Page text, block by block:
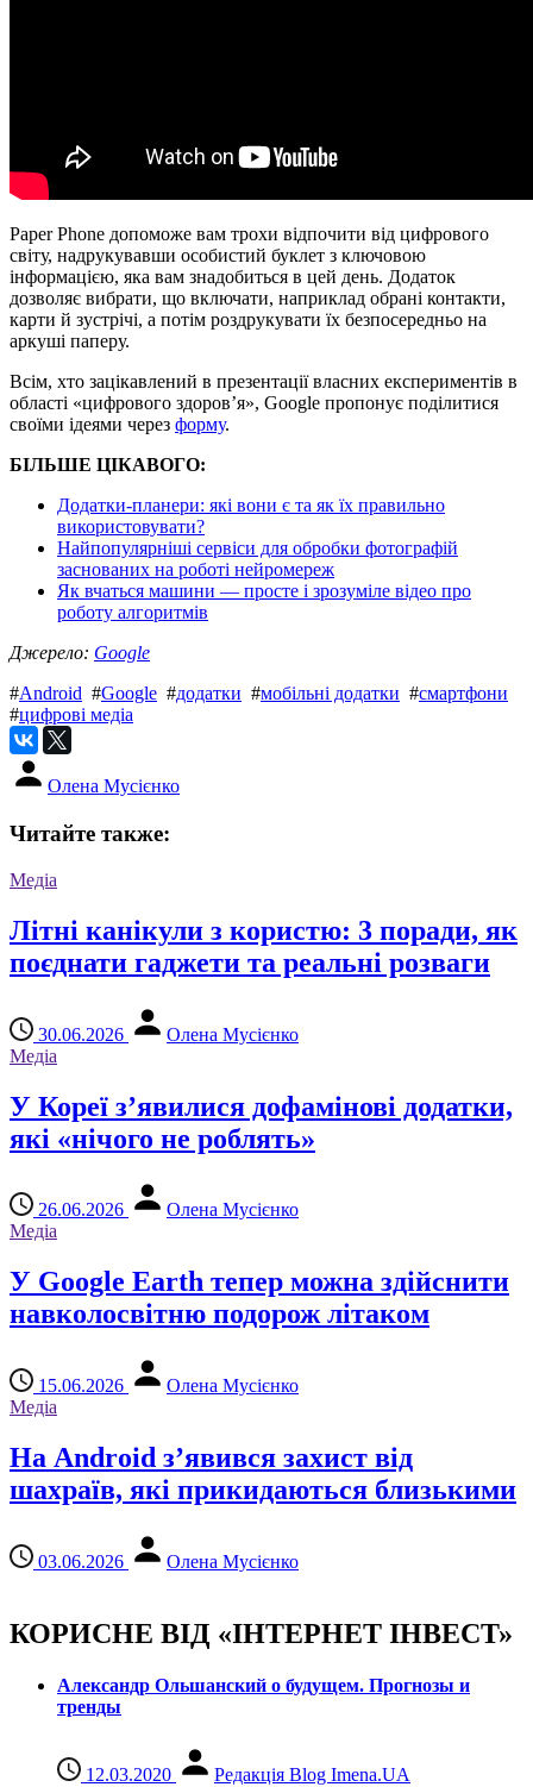
Paper Phone допоможе вам трохи відпочити від цифрового
світу, надрукувавши особистий буклет з ключовою
інформацією, яка вам знадобиться в цей день. Додаток
дозволяє вибрати, що включати, наприклад обрані контакти,
карти й зустрічі, а потім роздрукувати їх безпосередньо на
аркуші паперу.
Всім, хто зацікавлений в презентації власних експериментів в
області «цифрового здоров’я», Google пропонує поділитися
своїми ідеями через форму.
БІЛЬШЕ ЦІКАВОГО:
Додатки-планери: які вони є та як їх правильно
використовувати?
Найпопулярніші сервіси для обробки фотографій
заснованих на роботі нейромереж
Як вчаться машини — просте і зрозуміле відео про
роботу алгоритмів
Джерело: Google
#Android #Google #додатки #мобільні додатки #смартфони
#цифрові медіа
Олена Мусієнко
Читайте также:
Медіа
Літні канікули з користю: 3 поради, як
поєднати гаджети та реальні розваги
30.06.2026
Олена Мусієнко
Медіа
У Кореї з’явилися дофамінові додатки,
які «нічого не роблять»
26.06.2026
Олена Мусієнко
Медіа
У Google Earth тепер можна здійснити
навколосвітню подорож літаком
15.06.2026
Олена Мусієнко
Медіа
На Android з’явився захист від
шахраїв, які прикидаються близькими
03.06.2026 Олена Мусієнко
КОРИСНЕ ВІД «ІНТЕРНЕТ ІНВЕСТ»
Александр Ольшанский о будущем. Прогнозы и
тренды
12.03.2020 Редакція Blog Imena.UA